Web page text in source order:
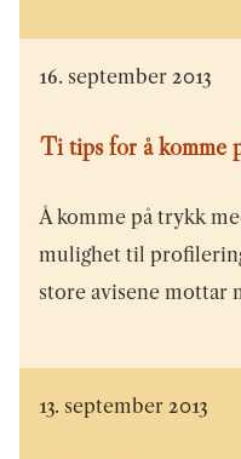
16. september 2013
Ti tips for å komme
Å komme på trykk
mulighet til
store avisene mottar
13. september 2013